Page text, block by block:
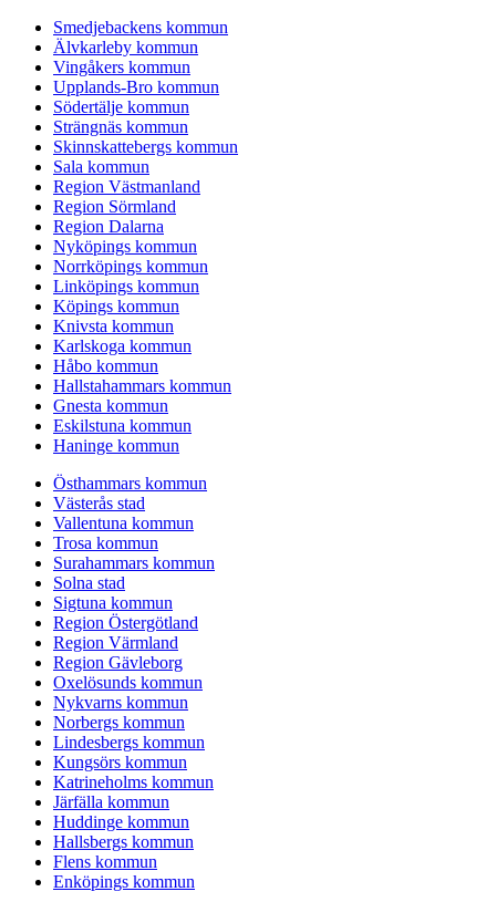
Smedjebackens kommun
Älvkarleby kommun
Vingåkers kommun
Upplands-Bro kommun
Södertälje kommun
Strängnäs kommun
Skinnskattebergs kommun
Sala kommun
Region Västmanland
Region Sörmland
Region Dalarna
Nyköpings kommun
Norrköpings kommun
Linköpings kommun
Köpings kommun
Knivsta kommun
Karlskoga kommun
Håbo kommun
Hallstahammars kommun
Gnesta kommun
Eskilstuna kommun
Haninge kommun
Östhammars kommun
Västerås stad
Vallentuna kommun
Trosa kommun
Surahammars kommun
Solna stad
Sigtuna kommun
Region Östergötland
Region Värmland
Region Gävleborg
Oxelösunds kommun
Nykvarns kommun
Norbergs kommun
Lindesbergs kommun
Kungsörs kommun
Katrineholms kommun
Järfälla kommun
Huddinge kommun
Hallsbergs kommun
Flens kommun
Enköpings kommun